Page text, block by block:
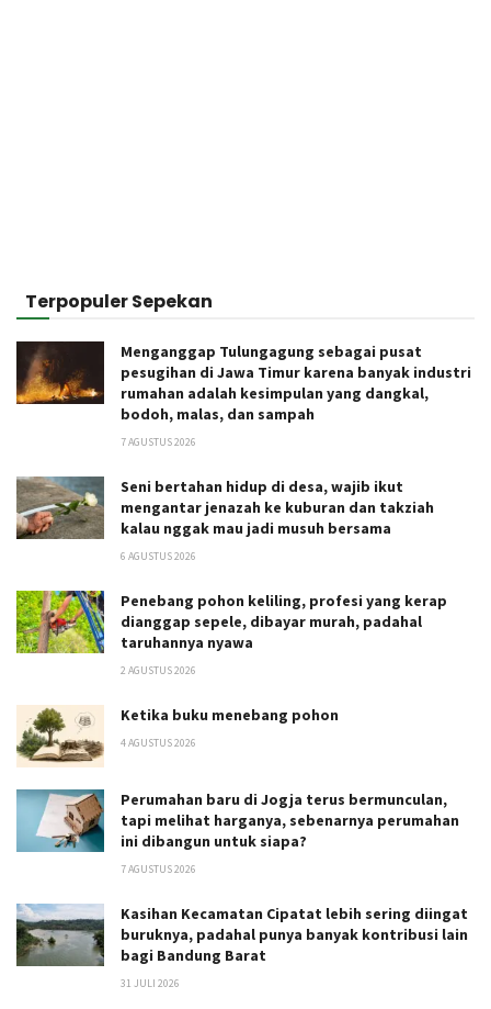
Terpopuler Sepekan
Menganggap Tulungagung sebagai pusat
pesugihan di Jawa Timur karena banyak industri
rumahan adalah kesimpulan yang dangkal,
bodoh, malas, dan sampah
7 AGUSTUS 2026
Seni bertahan hidup di desa, wajib ikut
mengantar jenazah ke kuburan dan takziah
kalau nggak mau jadi musuh bersama
6 AGUSTUS 2026
Penebang pohon keliling, profesi yang kerap
dianggap sepele, dibayar murah, padahal
taruhannya nyawa
2 AGUSTUS 2026
Ketika buku menebang pohon
4 AGUSTUS 2026
Perumahan baru di Jogja terus bermunculan,
tapi melihat harganya, sebenarnya perumahan
ini dibangun untuk siapa?
7 AGUSTUS 2026
Kasihan Kecamatan Cipatat lebih sering diingat
buruknya, padahal punya banyak kontribusi lain
bagi Bandung Barat
31 JULI 2026